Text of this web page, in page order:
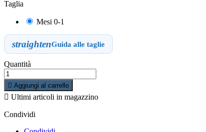
Taglia
Mesi 0-1
straightenGuida alle taglie
Quantità
 Aggiungi al carrello
 Ultimi articoli in magazzino
Condividi